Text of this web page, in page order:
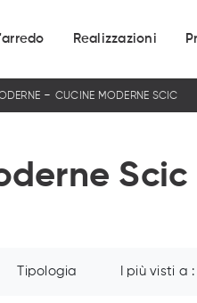
Realizzazioni
- CUCINE MODERNE SCIC
Scic
Tipologia I più visti a :